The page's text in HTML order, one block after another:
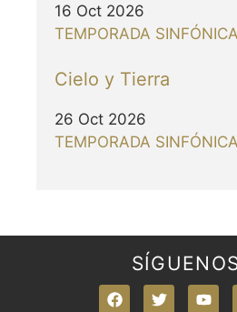
16 Oct 2026
TEMPORADA
Cielo y Tierra
26 Oct 2026
TEMPORADA